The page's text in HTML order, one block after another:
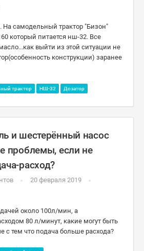
самодельный трактор "Бизон"
который питается нш-32. Все
выйти из этой ситуации не
конструкции) заранее
трактор НШ-32 Дозатор
и шестерённый насос
проблемы, если не
расход?
20 февраля 2019
около 100л/мин, а
80 л/минут, какие могут быть
с тем что подача больше расхода?